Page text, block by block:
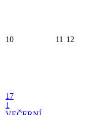
10 11 12
17
1